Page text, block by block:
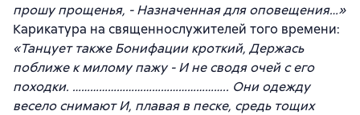
прошу прощенья, - Назначенная для оповещения…»
Карикатура на священнослужителей того времени:
«Танцует также Бонифации кроткий, Держась
поближе к милому пажу - И не сводя очей с его
походки. …………………………………………….. Они одежду
весело снимают И, плавая в песке, средь тощих